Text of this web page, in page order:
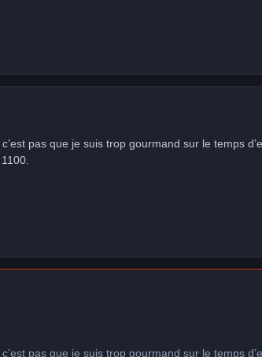
pas que je suis trop gourmand sur le temps
pas que je suis trop gourmand sur le temps